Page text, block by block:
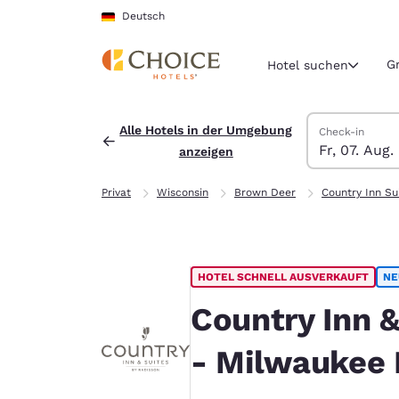
Weiter Zu Hauptinhalt
Deutsch
Aktuelle
Deutsch
United
Português
Hotel suchen
Alle Hotels in der Umgebung
anzeigen
Hotels suchen
Freitag, 7.
Check-in
Fr, 07. Aug.
Samstag, 8.
Samstag, 8.
Freitag, 7.
Privat Wisconsin Brown Deer Country Inn
HOTEL SCHNELL AUSVERKAUFT
Country Inn
- Milwaukee